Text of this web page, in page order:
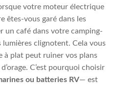
votre moteur électrique
êtes-vous garé dans les
un café dans votre camping-
lumières clignotent. Cela vous
à plat peut ruiner vos plans
C’est pourquoi choisir
ou batteries RV— est